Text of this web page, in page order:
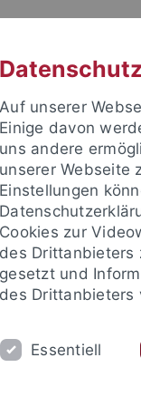
und
Info Zentrale
Auf unserer
Einige davon
uns andere
unserer Webseite
Einstellungen
Cookies zur
des Drittanbieters
gesetzt und
des Drittanbieters
Essentiell